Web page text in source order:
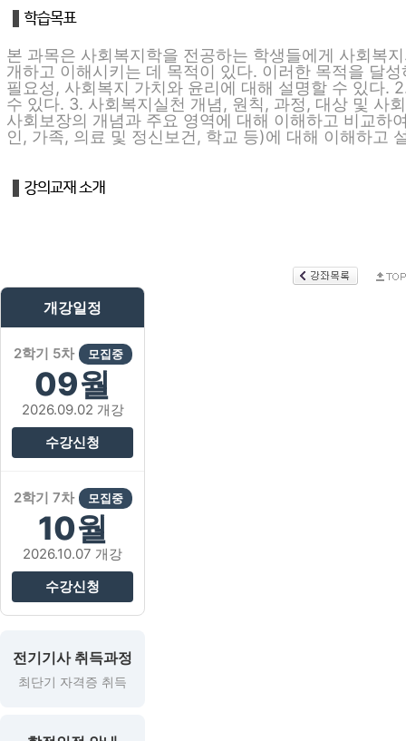
본 과목은 사회복지학을 전공하는 학생들에게 사회복
개하고 이해시키는 데 목적이 있다. 이러한 목적을 달
필요성, 사회복지 가치와 윤리에 대해 설명할 수 있다.
수 있다. 3. 사회복지실천 개념, 원칙, 과정, 대상 및 사
사회보장의 개념과 주요 영역에 대해 이해하고 비교
인, 가족, 의료 및 정신보건, 학교 등)에 대해 이해하고
개강일정
2학기 5차 모집중
09월
2026.09.02 개강
수강신청
2학기 7차 모집중
10월
2026.10.07 개강
수강신청
전기기사 취득과정
최단기 자격증 취득